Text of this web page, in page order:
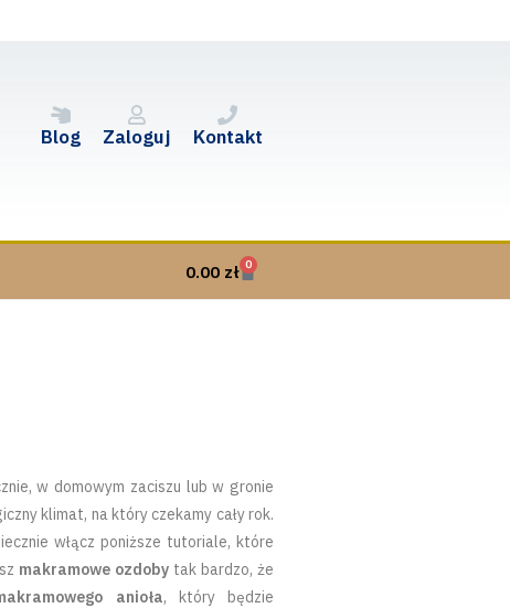
Blog Zaloguj Kontakt
0.00 zł 0
w domowym zaciszu lub w gronie
klimat, na który czekamy cały rok.
włącz poniższe tutoriale, które
makramowe ozdoby tak bardzo, że
anioła, który będzie